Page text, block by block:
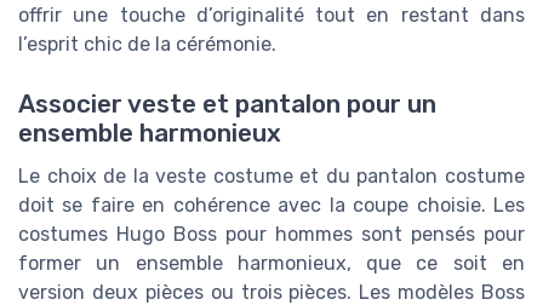
offrir une touche d’originalité tout en restant dans
l’esprit chic de la cérémonie.
Associer veste et pantalon pour un
ensemble harmonieux
Le choix de la veste costume et du pantalon costume
doit se faire en cohérence avec la coupe choisie. Les
costumes Hugo Boss pour hommes sont pensés pour
former un ensemble harmonieux, que ce soit en
version deux pièces ou trois pièces. Les modèles Boss